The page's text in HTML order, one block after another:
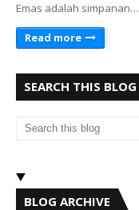
Emas adalah simpanan…
Read more
SEARCH THIS BLOG
BLOG ARCHIVE